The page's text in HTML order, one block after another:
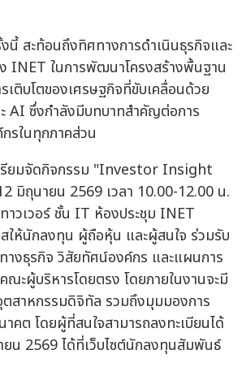
นี้ สะท้อนถึงทิศทางการดำเนินธุรกิจและ
INET ในการพัฒนาโครงสร้างพื้นฐาน
เติบโตของเศรษฐกิจที่ขับเคลื่อนด้วย
AI ซึ่งกำลังมีบทบาทสำคัญต่อการ
รในทุกภาคส่วน
ยมจัดกิจกรรม "Investor Insight
มิถุนายน 2569 เวลา 10.00-12.00 น.
วเวอร์ ชั้น IT ห้องประชุม INET
ให้นักลงทุน ผู้ถือหุ้น และผู้สนใจ ร่วมรับ
งธุรกิจ วิสัยทัศน์องค์กร และแผนการ
ะผู้บริหารโดยตรง โดยภายในงานจะมี
สาหกรรมดิจิทัล รวมถึงมุมมองการ
าคต โดยผู้ที่สนใจสามารถลงทะเบียนได้
น 2569 ได้ที่เว็บไซต์นักลงทุนสัมพันธ์